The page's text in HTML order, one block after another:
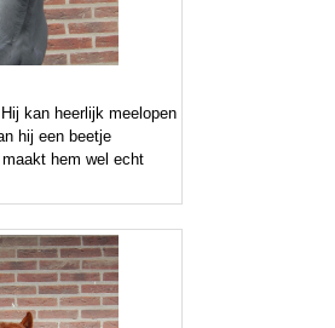
kan heerlijk meelopen
hij een beetje
hem wel echt